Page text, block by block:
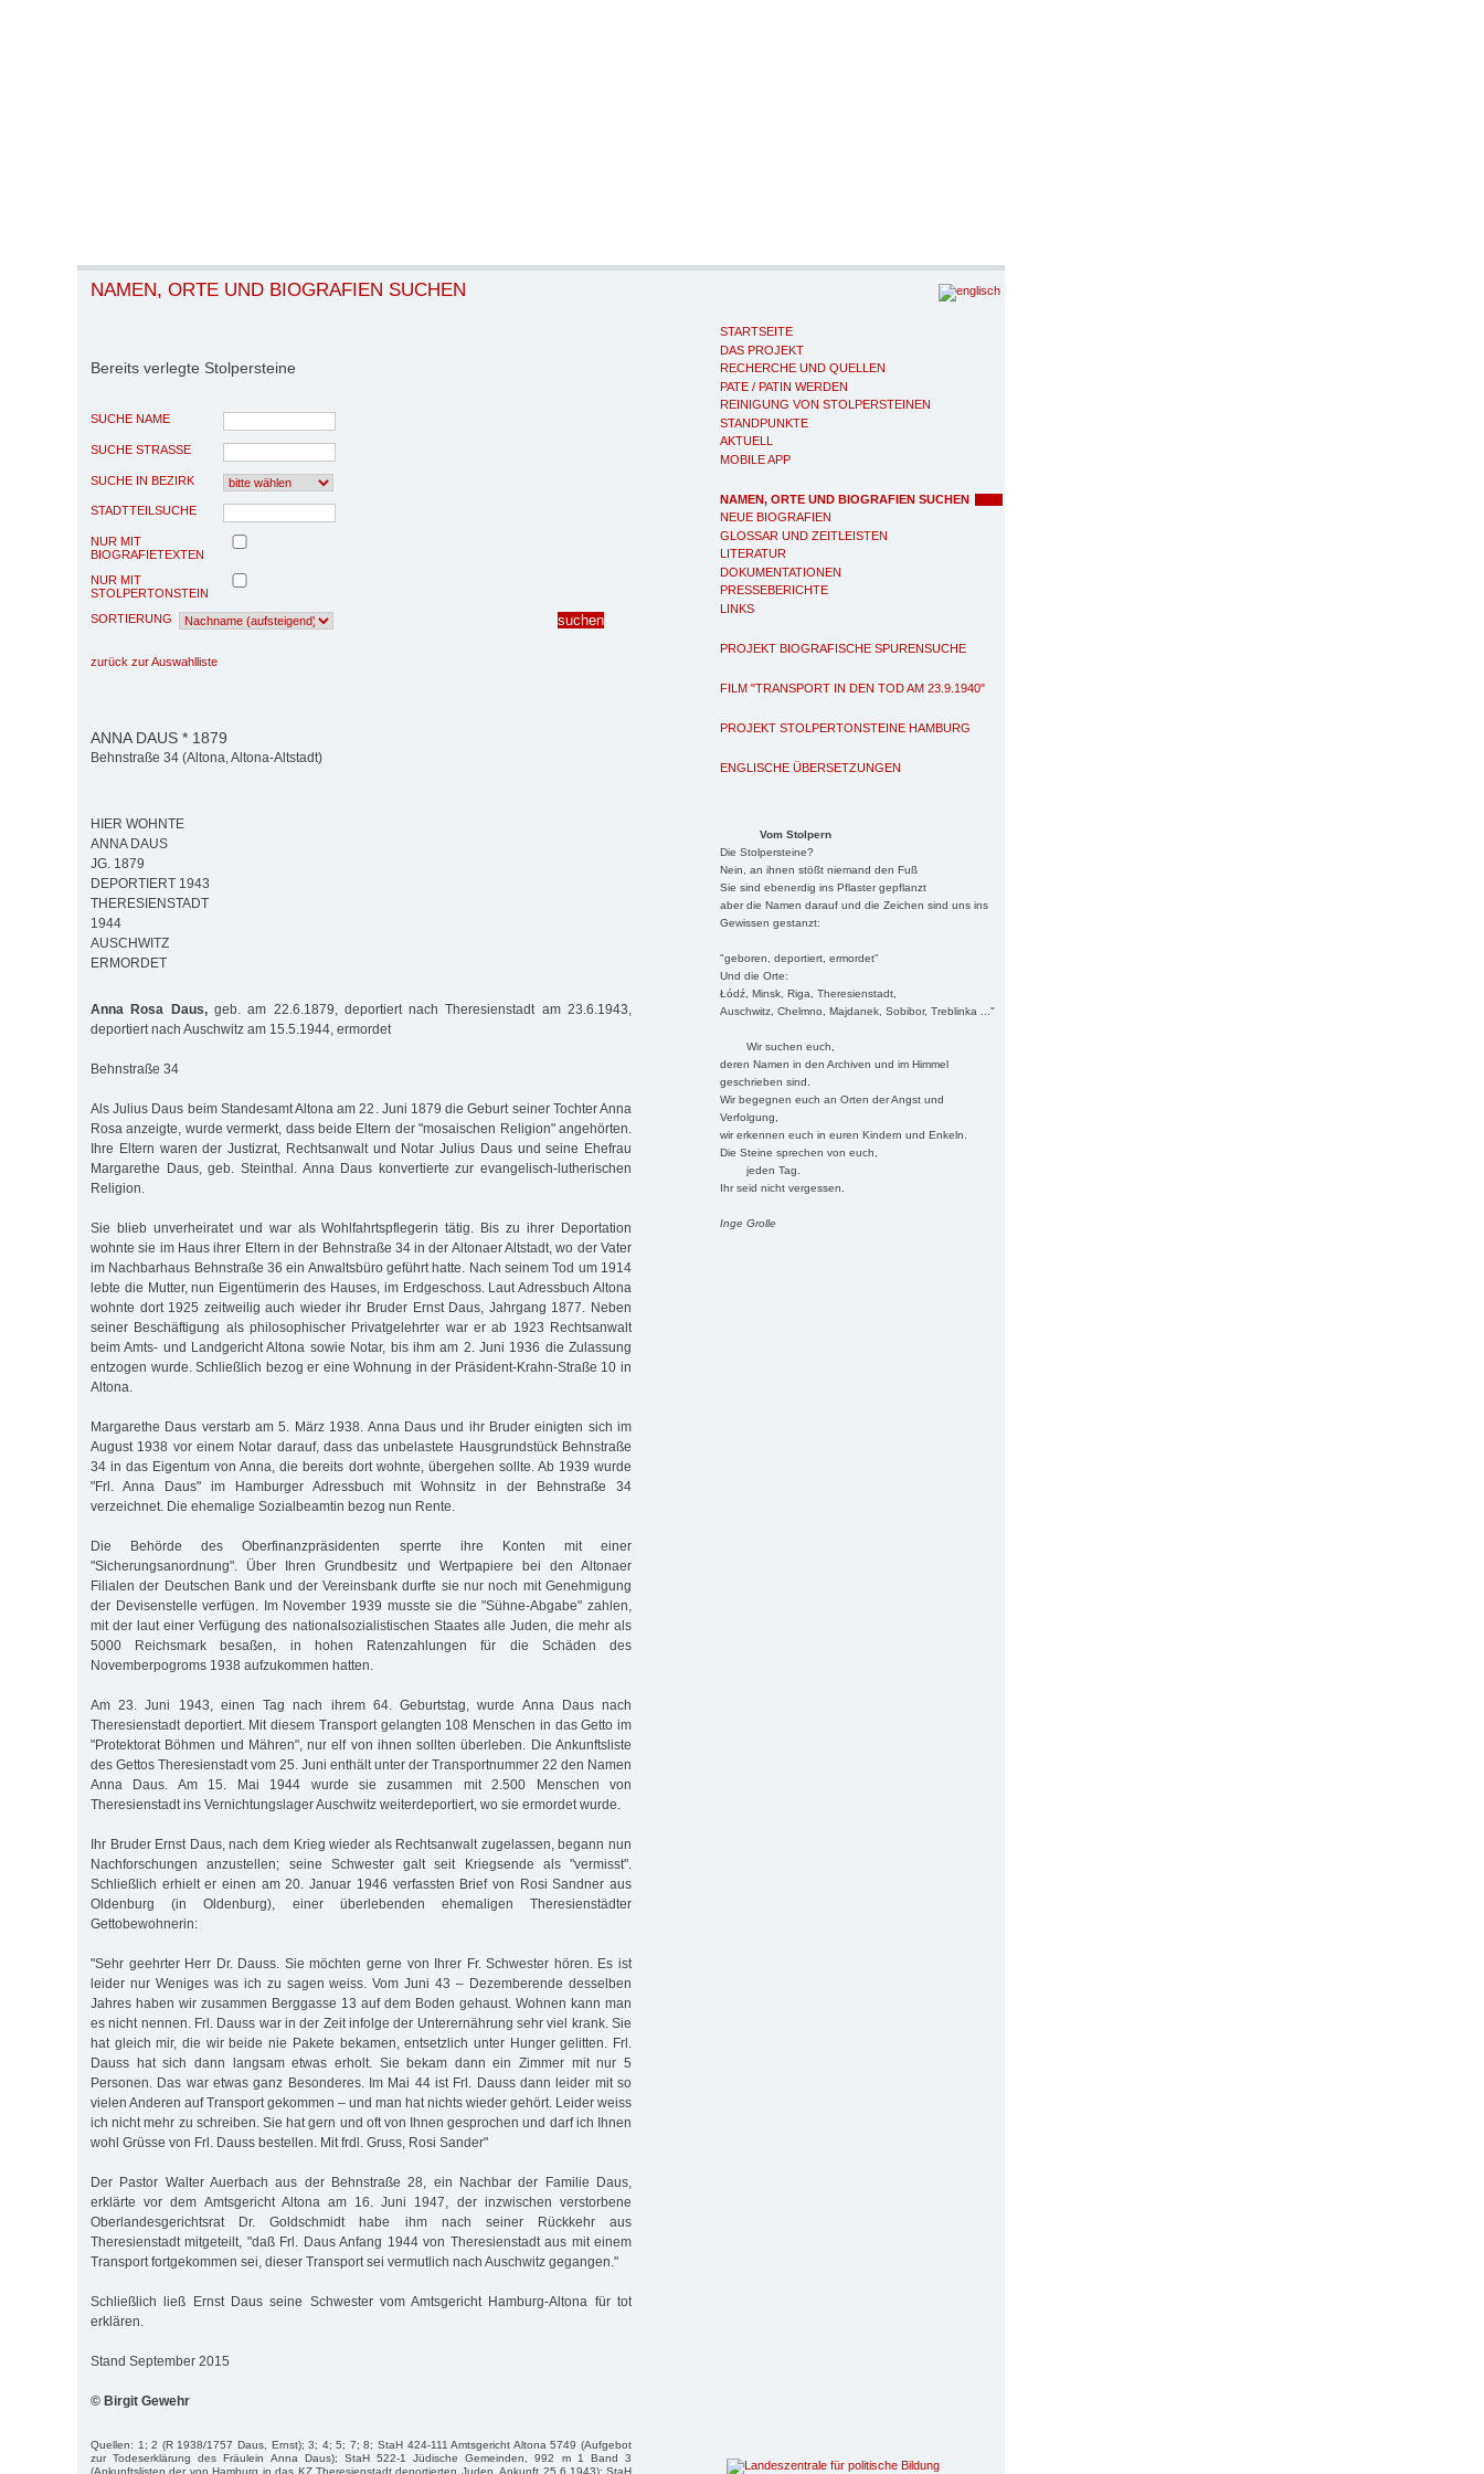
STARTSEITE
DAS PROJEKT
RECHERCHE UND QUELLEN
PATE / PATIN WERDEN
REINIGUNG VON STOLPERSTEINEN
STANDPUNKTE
AKTUELL
MOBILE APP
NAMEN, ORTE UND BIOGRAFIEN SUCHEN
NEUE BIOGRAFIEN
GLOSSAR UND ZEITLEISTEN
LITERATUR
DOKUMENTATIONEN
PRESSEBERICHTE
LINKS
PROJEKT BIOGRAFISCHE SPURENSUCHE
FILM "TRANSPORT IN DEN TOD AM 23.9.1940"
PROJEKT STOLPERTONSTEINE HAMBURG
ENGLISCHE ÜBERSETZUNGEN
Vom Stolpern
Die Stolpersteine?
Nein, an ihnen stößt niemand den Fuß
Sie sind ebenerdig ins Pflaster gepflanzt
aber die Namen darauf und die Zeichen sind uns ins
Gewissen gestanzt:
"geboren, deportiert, ermordet"
Und die Orte:
Łódź, Minsk, Riga, Theresienstadt,
Auschwitz, Chelmno, Majdanek, Sobibor, Treblinka ..."
Wir suchen euch,
deren Namen in den Archiven und im Himmel
geschrieben sind.
Wir begegnen euch an Orten der Angst und
Verfolgung,
wir erkennen euch in euren Kindern und Enkeln.
Die Steine sprechen von euch,
jeden Tag.
Ihr seid nicht vergessen.
Inge Grolle
NAMEN, ORTE UND BIOGRAFIEN SUCHEN
Bereits verlegte Stolpersteine
SUCHE NAME
SUCHE STRASSE
SUCHE IN BEZIRK
STADTTEILSUCHE
NUR MIT
BIOGRAFIETEXTEN
NUR MIT
STOLPERTONSTEIN
SORTIERUNG
zurück zur Auswahlliste
ANNA DAUS * 1879
Behnstraße 34 (Altona, Altona-Altstadt)
HIER WOHNTE
ANNA DAUS
JG. 1879
DEPORTIERT 1943
THERESIENSTADT
1944
AUSCHWITZ
ERMORDET
Anna Rosa Daus,geb. am 22.6.1879, deportiert nach Theresienstadt am 23.6.1943,
deportiert nach Auschwitz am 15.5.1944, ermordet
Behnstraße 34
Als Julius Daus beim Standesamt Altona am 22. Juni 1879 die Geburt seiner Tochter Anna
Rosa anzeigte, wurde vermerkt, dass beide Eltern der "mosaischen Religion" angehörten.
Ihre Eltern waren der Justizrat, Rechtsanwalt und Notar Julius Daus und seine Ehefrau
Margarethe Daus, geb. Steinthal. Anna Daus konvertierte zur evangelisch-lutherischen
Religion.
Sie blieb unverheiratet und war als Wohlfahrtspflegerin tätig. Bis zu ihrer Deportation
wohnte sie im Haus ihrer Eltern in der Behnstraße 34 in der Altonaer Altstadt, wo der Vater
im Nachbarhaus Behnstraße 36 ein Anwaltsbüro geführt hatte. Nach seinem Tod um 1914
lebte die Mutter, nun Eigentümerin des Hauses, im Erdgeschoss. Laut Adressbuch Altona
wohnte dort 1925 zeitweilig auch wieder ihr Bruder Ernst Daus, Jahrgang 1877. Neben
seiner Beschäftigung als philosophischer Privatgelehrter war er ab 1923 Rechtsanwalt
beim Amts- und Landgericht Altona sowie Notar, bis ihm am 2. Juni 1936 die Zulassung
entzogen wurde. Schließlich bezog er eine Wohnung in der Präsident-Krahn-Straße 10 in
Altona.
Margarethe Daus verstarb am 5. März 1938. Anna Daus und ihr Bruder einigten sich im
August 1938 vor einem Notar darauf, dass das unbelastete Hausgrundstück Behnstraße
34 in das Eigentum von Anna, die bereits dort wohnte, übergehen sollte. Ab 1939 wurde
"Frl. Anna Daus" im Hamburger Adressbuch mit Wohnsitz in der Behnstraße 34
verzeichnet. Die ehemalige Sozialbeamtin bezog nun Rente.
Die Behörde des Oberfinanzpräsidenten sperrte ihre Konten mit einer
"Sicherungsanordnung". Über Ihren Grundbesitz und Wertpapiere bei den Altonaer
Filialen der Deutschen Bank und der Vereinsbank durfte sie nur noch mit Genehmigung
der Devisenstelle verfügen. Im November 1939 musste sie die "Sühne-Abgabe" zahlen,
mit der laut einer Verfügung des nationalsozialistischen Staates alle Juden, die mehr als
5000 Reichsmark besaßen, in hohen Ratenzahlungen für die Schäden des
Novemberpogroms 1938 aufzukommen hatten.
Am 23. Juni 1943, einen Tag nach ihrem 64. Geburtstag, wurde Anna Daus nach
Theresienstadt deportiert. Mit diesem Transport gelangten 108 Menschen in das Getto im
"Protektorat Böhmen und Mähren", nur elf von ihnen sollten überleben. Die Ankunftsliste
des Gettos Theresienstadt vom 25. Juni enthält unter der Transportnummer 22 den Namen
Anna Daus. Am 15. Mai 1944 wurde sie zusammen mit 2.500 Menschen von
Theresienstadt ins Vernichtungslager Auschwitz weiterdeportiert, wo sie ermordet wurde.
Ihr Bruder Ernst Daus, nach dem Krieg wieder als Rechtsanwalt zugelassen, begann nun
Nachforschungen anzustellen; seine Schwester galt seit Kriegsende als "vermisst".
Schließlich erhielt er einen am 20. Januar 1946 verfassten Brief von Rosi Sandner aus
Oldenburg (in Oldenburg), einer überlebenden ehemaligen Theresienstädter
Gettobewohnerin:
"Sehr geehrter Herr Dr. Dauss. Sie möchten gerne von Ihrer Fr. Schwester hören. Es ist
leider nur Weniges was ich zu sagen weiss. Vom Juni 43 – Dezemberende desselben
Jahres haben wir zusammen Berggasse 13 auf dem Boden gehaust. Wohnen kann man
es nicht nennen. Frl. Dauss war in der Zeit infolge der Unterernährung sehr viel krank. Sie
hat gleich mir, die wir beide nie Pakete bekamen, entsetzlich unter Hunger gelitten. Frl.
Dauss hat sich dann langsam etwas erholt. Sie bekam dann ein Zimmer mit nur 5
Personen. Das war etwas ganz Besonderes. Im Mai 44 ist Frl. Dauss dann leider mit so
vielen Anderen auf Transport gekommen – und man hat nichts wieder gehört. Leider weiss
ich nicht mehr zu schreiben. Sie hat gern und oft von Ihnen gesprochen und darf ich Ihnen
wohl Grüsse von Frl. Dauss bestellen. Mit frdl. Gruss, Rosi Sander"
Der Pastor Walter Auerbach aus der Behnstraße 28, ein Nachbar der Familie Daus,
erklärte vor dem Amtsgericht Altona am 16. Juni 1947, der inzwischen verstorbene
Oberlandesgerichtsrat Dr. Goldschmidt habe ihm nach seiner Rückkehr aus
Theresienstadt mitgeteilt, "daß Frl. Daus Anfang 1944 von Theresienstadt aus mit einem
Transport fortgekommen sei, dieser Transport sei vermutlich nach Auschwitz gegangen."
Schließlich ließ Ernst Daus seine Schwester vom Amtsgericht Hamburg-Altona für tot
erklären.
Stand September 2015
© Birgit Gewehr
Quellen: 1; 2 (R 1938/1757 Daus, Ernst); 3; 4; 5; 7; 8; StaH 424-111 Amtsgericht Altona 5749 (Aufgebot
zur Todeserklärung des Fräulein Anna Daus); StaH 522-1 Jüdische Gemeinden, 992 m 1 Band 3
(Ankunftslisten der von Hamburg in das KZ Theresienstadt deportierten Juden, Ankunft 25.6.1943); StaH